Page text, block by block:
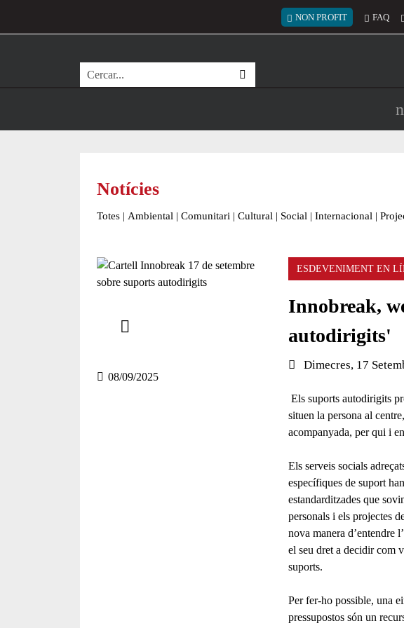
Menú del
NON PROFIT FAQ
Cerca
Notícies
Totes | Ambiental | Comunitari | Cultural | Social | Internacional |
08/09/2025
ESDEVENIMENT EN
Innobreak,
autodirigits'
Data de l'esdeveniment:
Dimecres, 17
Els suports autodirigits
situen la persona al
acompanyada, per qui i
Els serveis socials
específiques de suport
estandarditzades que
personals i els projectes
nova manera d’entendre
el seu dret a decidir com
suports.
Per fer-ho possible, una
pressupostos són un